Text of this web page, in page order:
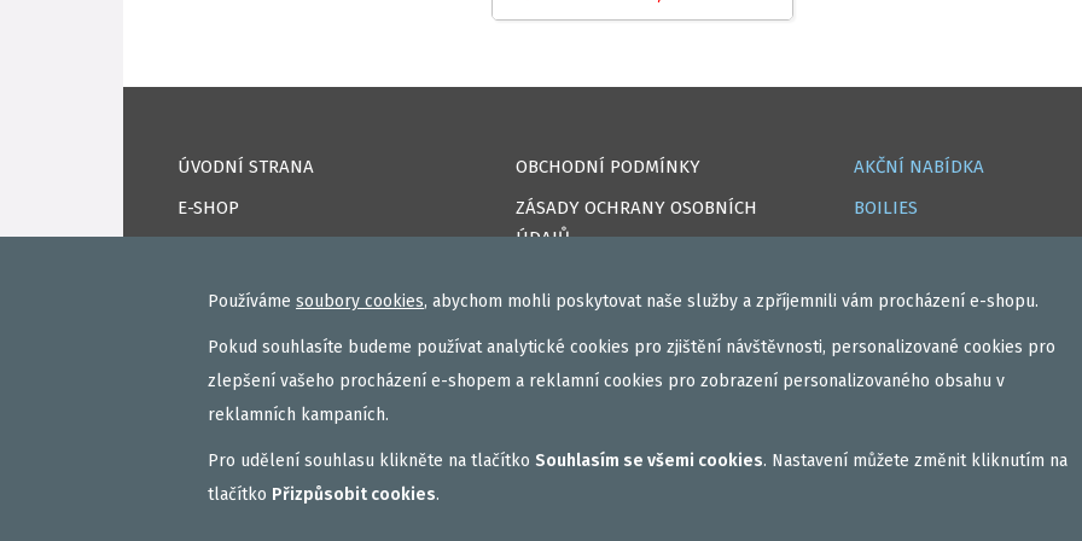
ÚVODNÍ STRANA
E-SHOP
NAPSALI O NÁS
VAŠE ÚSPĚCHY
OBCHODNÍ PODMÍNKY
ZÁSADY OCHRANY OSOBNÍCH
ÚDAJŮ
PŘIHLÁSIT
AKČNÍ NABÍDKA
BOILIES
TEKUTÉ
VAŘENÝ PARTIKL
DÁRKOVÝ POUKAZ, DÁRKOVÁ
Používáme soubory cookies, abychom mohli poskytovat naše služby a zpříjemnili vám procházení e-shopu.
Pokud souhlasíte budeme používat analytické cookies pro zjištění návštěvnosti, personalizované cookies pro
zlepšení vašeho procházení e-shopem a reklamní cookies pro zobrazení personalizovaného obsahu v
reklamních kampaních.
Pro udělení souhlasu klikněte na tlačítko Souhlasím se všemi cookies. Nastavení můžete změnit kliknutím na
tlačítko Přizpůsobit cookies.